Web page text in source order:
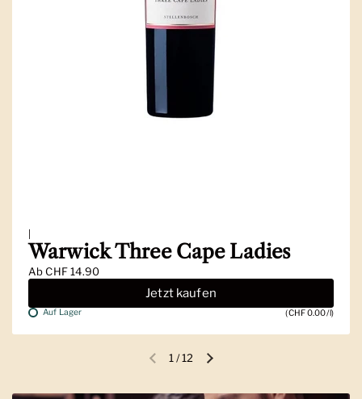
|
Warwick Three Cape Ladies
AbCHF 14.90
Jetzt kaufen
Auf Lager (CHF 0.00/l)
Vorherige FolieNächste Folie
1 /12